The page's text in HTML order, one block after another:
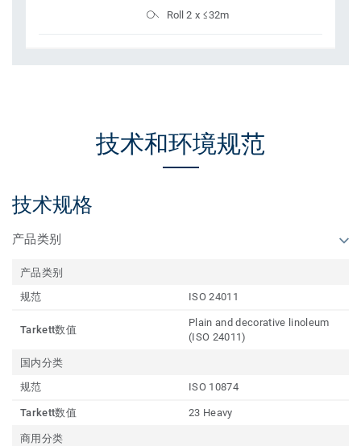
Roll 2 x ≤32m
技术和环境规范
技术规格
产品类别
产品类别
规范
ISO 24011
Tarkett数值
Plain and decorative linoleum
(ISO 24011)
国内分类
规范
ISO 10874
Tarkett数值 23 Heavy
商用分类